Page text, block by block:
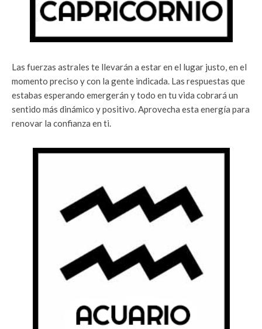
Las fuerzas astrales te llevarán a estar en el lugar justo, en el
momento preciso y con la gente indicada. Las respuestas que
estabas esperando emergerán y todo en tu vida cobrará un
sentido más dinámico y positivo. Aprovecha esta energía para
renovar la confianza en ti.